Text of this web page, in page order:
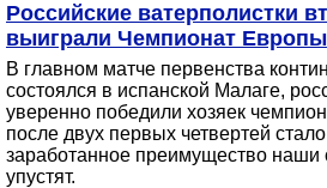
Российские ватерполистки
выиграли Чемпионат Европы
В главном матче первенства
состоялся в испанской Малаге,
уверенно победили хозяек
после двух первых четвертей
заработанное преимущество наши
упустят.